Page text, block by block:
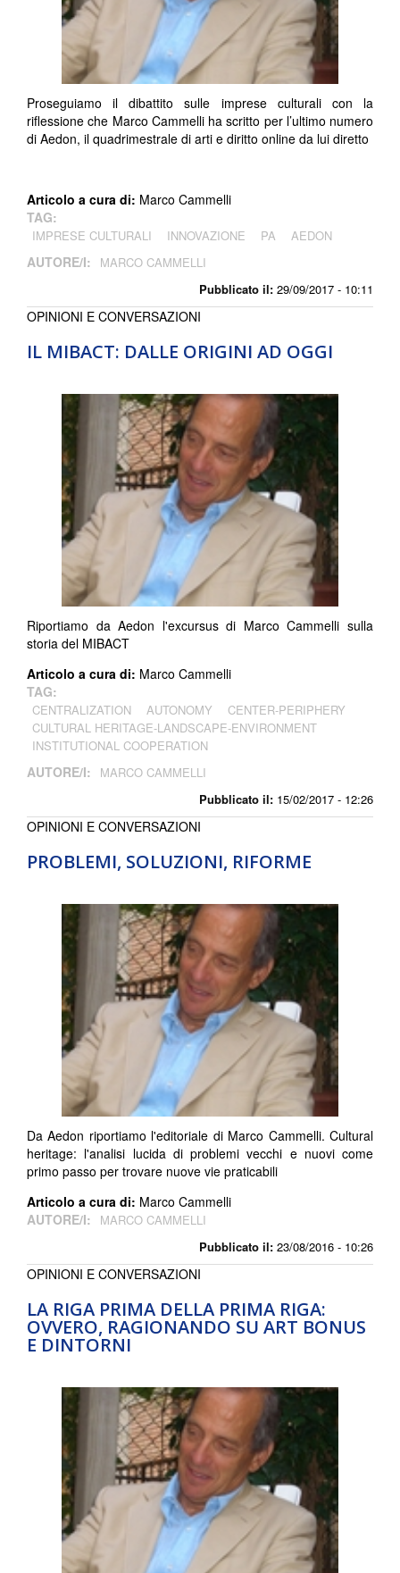
Pubblicato il: 29/09/2017 - 10:11
Proseguiamo il dibattito sulle imprese culturali con la
riflessione che Marco Cammelli ha scritto per l’ultimo numero
di Aedon, il quadrimestrale di arti e diritto online da lui diretto
Articolo a cura di: Marco Cammelli
TAG:
IMPRESE CULTURALI INNOVAZIONE PA AEDON
AUTORE/I: MARCO CAMMELLI
IL MIBACT: DALLE ORIGINI AD OGGI
Pubblicato il: 15/02/2017 - 12:26
OPINIONI E CONVERSAZIONI
Riportiamo da Aedon l'excursus di Marco Cammelli sulla
storia del MIBACT
Articolo a cura di: Marco Cammelli
TAG:
CENTRALIZATION AUTONOMY
CENTER-PERIPHERY
CULTURAL HERITAGE-LANDSCAPE-ENVIRONMENT
INSTITUTIONAL COOPERATION
AUTORE/I: MARCO CAMMELLI
PROBLEMI, SOLUZIONI, RIFORME
Pubblicato il: 23/08/2016 - 10:26
OPINIONI E CONVERSAZIONI
Da Aedon riportiamo l'editoriale di Marco Cammelli. Cultural
heritage: l'analisi lucida di problemi vecchi e nuovi come
primo passo per trovare nuove vie praticabili
Articolo a cura di: Marco Cammelli
AUTORE/I:
MARCO CAMMELLI
LA RIGA PRIMA DELLA PRIMA RIGA:
OVVERO, RAGIONANDO SU ART BONUS
E DINTORNI
OPINIONI E CONVERSAZIONI